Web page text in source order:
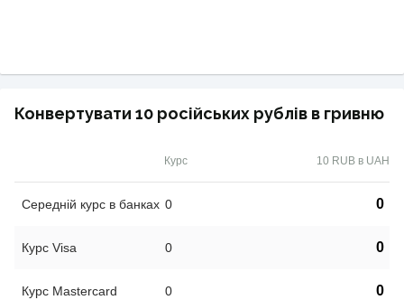
Конвертувати 10 російських рублів в гривню
Курс 10 RUB в UAH
Середній курс в банках 0 0
Курс Visa 0 0
Курс Mastercard 0 0